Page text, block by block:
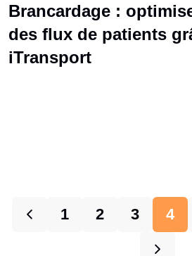
Brancardage :
des flux de patients
iTransport
1 2 3 4